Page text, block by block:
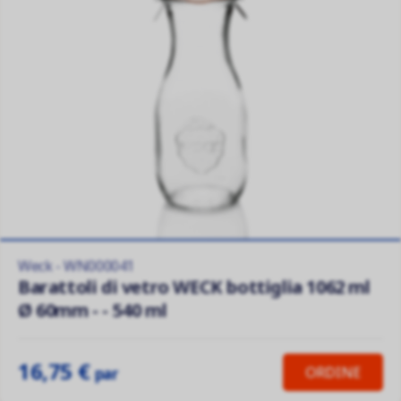
Weck - WN000041
Barattoli di vetro WECK bottiglia 1062 ml
Ø 60mm - - 540 ml
16,75 €par ORDINE